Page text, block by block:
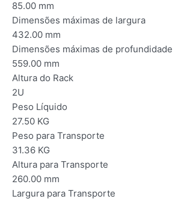
85.00 mm
Dimensões máximas de largura
432.00 mm
Dimensões máximas de profundidade
559.00 mm
Altura do Rack
2U
Peso Líquido
27.50 KG
Peso para Transporte
31.36 KG
Altura para Transporte
260.00 mm
Largura para Transporte